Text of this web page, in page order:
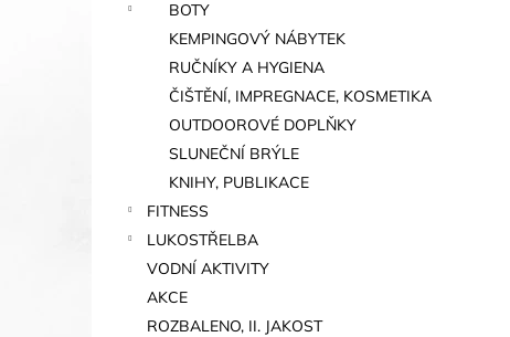
BOTY
KEMPINGOVÝ NÁBYTEK
RUČNÍKY A HYGIENA
ČIŠTĚNÍ, IMPREGNACE, KOSMETIKA
OUTDOOROVÉ DOPLŇKY
SLUNEČNÍ BRÝLE
KNIHY, PUBLIKACE
FITNESS
LUKOSTŘELBA
VODNÍ AKTIVITY
AKCE
ROZBALENO, II. JAKOST